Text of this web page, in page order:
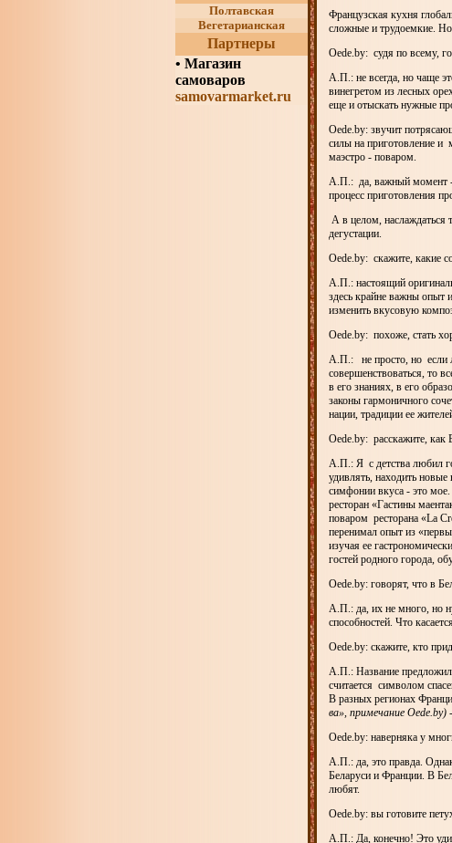
Полтавская
Вегетарианская
Партнеры
• Магазин
самоваров
samovarmarket.ru
Французская кухня
сложные и трудоемкие. Но
Oede.by: судя по всему,
А.П.: не всегда, но чаще
винегретом из лесных
еще и отыскать нужные
Oede.by: звучит
силы на приготовление и
маэстро - поваром.
А.П.: да, важный момент -
процесс приготовления
А в целом, наслаждаться
дегустации.
Oede.by: скажите, какие
А.П.: настоящий
здесь крайне важны опыт
изменить вкусовую
Oede.by: похоже, стать
А.П.: не просто, но если
совершенствоваться, то
в его знаниях, в его
законы гармоничного
нации, традиции ее
Oede.by: расскажите,
А.П.: Я с детства любил
удивлять, находить
симфонии вкуса - это
ресторан «Гастины
поваром ресторана «La
перенимал опыт из
изучая ее
гостей родного города,
Oede.by: говорят, что в
А.П.: да, их не много, но
способностей. Что
Oede.by: скажите, кто
А.П.: Название предложил
считается символом
В разных регионах
ва», примечание Oede.by)
Oede.by: наверняка у
А.П.: да, это правда.
Беларуси и Франции. В
любят.
Oede.by: вы готовите
А.П.: Да, конечно! Это